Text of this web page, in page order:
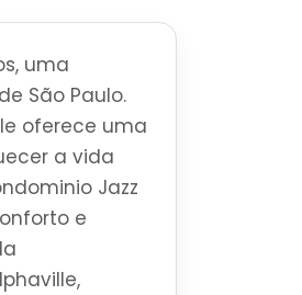
uma
São Paulo.
oferece uma
a vida
Jazz
e